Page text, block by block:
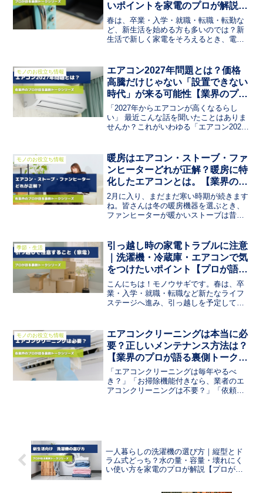
いポイントを家電のプロが解説
【プロが語る裏側トークシリー
ズ】
春は、卒業・入学・就職・転職・転勤な
ど、新生活を始める方も多いのでは？新
生活で新しく家電をそろえるとき、電子
でいい」と選んでしまうと、あとから困
るケースも結構あります。...
モノのお役立ち情報
エアコン2027年問題とは？価格
高騰だけじゃない「設置できない
時代」が来る可能性【業界のプロ
が語る裏側トークシリーズ】
「2027年からエアコンが高くなるらし
い」 最近こんな話を聞いたことはありま
せんか？これがいわゆる「エアコン2027
――本当に注意すべきなのは「サイズ」
と「設置問題」だ...
モノのお役立ち情報
暖房はエアコン・ストーブ・ファ
ンヒーターどれが正解？暖房に特
化したエアコンとは。【業界のプ
ロが語る裏側トークシリーズ】
2月に入り、まだまだ寒い時期が続きます
ね。皆さんは冬の暖房機器を選ぶとき、
ファンヒーターが暖かいストーブは昔か
実際のところどの暖房機器を使うのがい
いのでしょう？今回は、...
季節・生活
引っ越し時の家電トラブルに注意
｜洗濯機・冷蔵庫・エアコンで気
をつけたいポイント【プロが語る
裏側トークシリーズ】
こんにちは！モノウサギです。春は、卒
業・入学・就職・転職など新たなライフ
ステージへ進み、引っ越しを予定してい
変ですが、実は家電の扱いにも注意が必
要です。特に、洗濯機冷蔵...
モノのお役立ち情報
エアコンクリーニングは本当に必
要？正しいメンテナンス方法は？
【業界のプロが語る裏側トークシ
リーズ】
「エアコンクリーニングは毎年やるべ
き？」「お掃除機能付きなら、業者のエ
アコンクリーニングは不要？」「依頼す
一人暮らしの洗濯機の選び方｜縦型とド
ラム式どっち？水の量・容量・壊れにく
い使い方を家電のプロが解説【プロが語